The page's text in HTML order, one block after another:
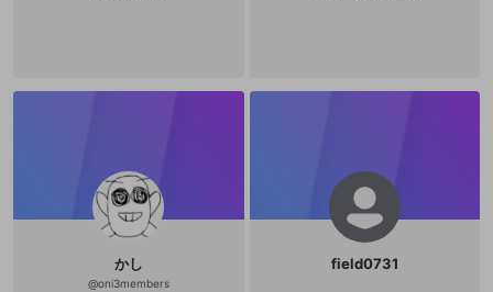
かし
@oni3members
field0731